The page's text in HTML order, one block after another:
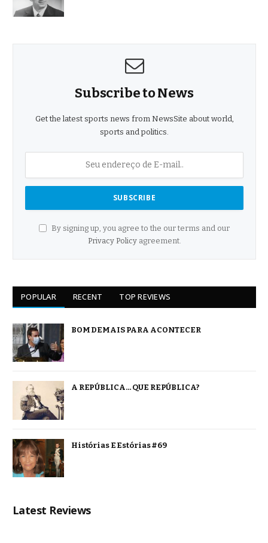
Subscribe to News
Get the latest sports news from NewsSite about world,
sports and politics.
By signing up, you agree to the our terms and our
Privacy Policyagreement.
POPULAR RECENT TOP REVIEWS
BOM DEMAIS PARA ACONTECER
A REPÚBLICA… QUE REPÚBLICA?
Histórias E Estórias #69
Latest Reviews